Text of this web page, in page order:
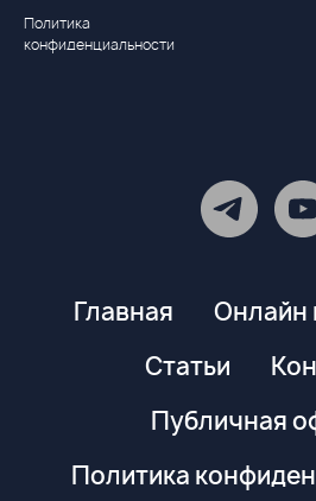
Политика
конфиденциальности
Главная
Онлайн
Статьи
Публичная
Политика